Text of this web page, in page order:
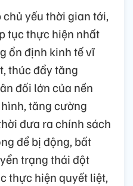
yếu thời gian tới,
tục thực hiện nhất
ổn định kinh tế vĩ
thúc đẩy tăng
đối lớn của nền
tăng cường
đưa ra chính sách
để bị động, bất
trạng thái đột
thực hiện quyết liệt,